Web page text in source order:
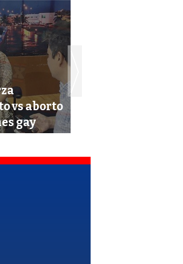
vs aborto
gay